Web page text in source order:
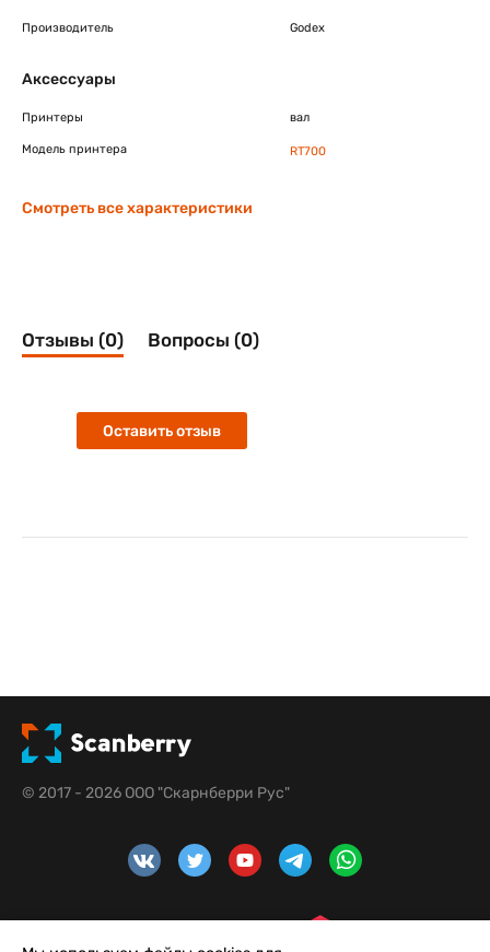
Производитель Godex
Аксессуары
Принтеры вал
Модель принтера RT700
Смотреть все характеристики
Отзывы (0) Вопросы (0)
Оставить отзыв
© 2017 - 2026 ООО "Скарнберри Рус"